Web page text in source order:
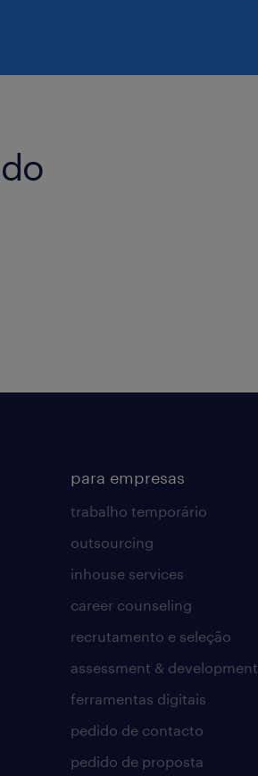
para empresas
trabalho temporário
outsourcing
inhouse services
career counseling
recrutamento e seleção
assessment & development
ferramentas digitais
pedido de contacto
pedido de proposta